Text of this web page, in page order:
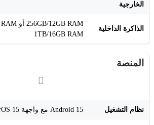
الخارجية
الذاكرة الداخلية
1TB/16GB RAM
المنصة
نظام التشغيل Android 15 مع واجهة ColorOS 15